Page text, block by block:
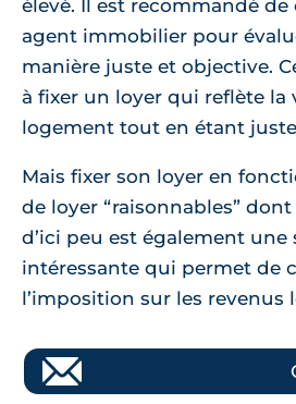
élevé. Il est recommandé
agent immobilier pour
manière juste et objective.
à fixer un loyer qui reflète la
logement tout en étant
Mais fixer son loyer en
de loyer “raisonnables”
d’ici peu est également une
intéressante qui permet de
l’imposition sur les revenus